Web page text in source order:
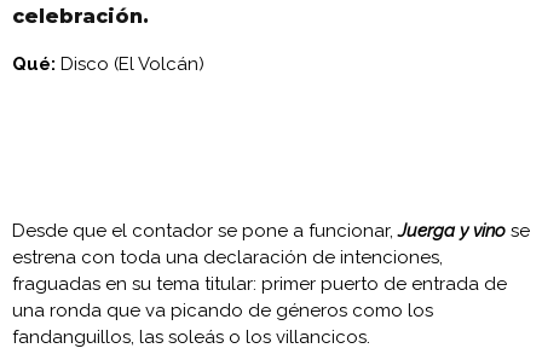
celebración.
Qué: Disco (El Volcán)
Desde que el contador se pone a funcionar,Juerga y vino se
estrena con toda una declaración de intenciones,
fraguadas en su tema titular: primer puerto de entrada de
una ronda que va picando de géneros como los
fandanguillos, las soleás o los villancicos.